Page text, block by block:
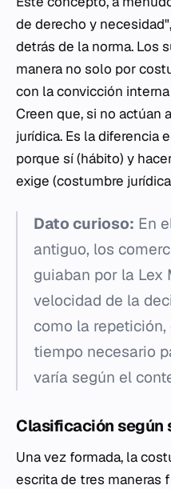
de derecho y
detrás de la norma. Los
manera no solo por
con la convicción
Creen que, si no actúan
jurídica. Es la diferencia
porque sí (hábito) y
exige (costumbre
Dato curioso: En
antiguo, los
guiaban por la Lex
velocidad de la
como la
tiempo necesario
varía según el
Clasificación según
Una vez formada, la
escrita de tres maneras